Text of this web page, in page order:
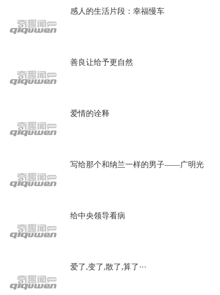
感人的生活片段：幸福慢车
善良让给予更自然
爱情的诠释
写给那个和纳兰一样的男子——广明光
给中央领导看病
爱了,变了,散了,算了···